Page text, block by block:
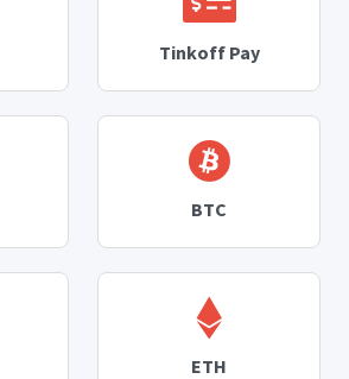
Tinkoff Pay
BTC
ETH